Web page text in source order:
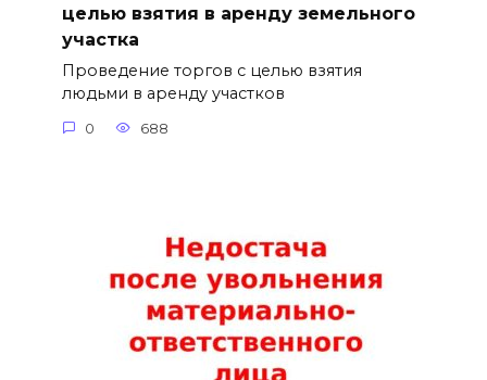
целью взятия в аренду земельного
участка
Проведение торгов с целью взятия
людьми в аренду участков
0 688